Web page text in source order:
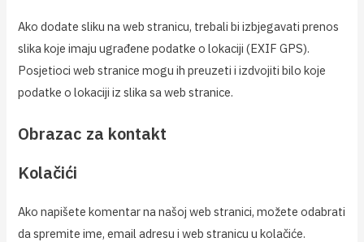
Ako dodate sliku na web stranicu, trebali bi izbjegavati prenos
slika koje imaju ugrađene podatke o lokaciji (EXIF GPS).
Posjetioci web stranice mogu ih preuzeti i izdvojiti bilo koje
podatke o lokaciji iz slika sa web stranice.
Obrazac za kontakt
Kolačići
Ako napišete komentar na našoj web stranici, možete odabrati
da spremite ime, email adresu i web stranicu u kolačiće.